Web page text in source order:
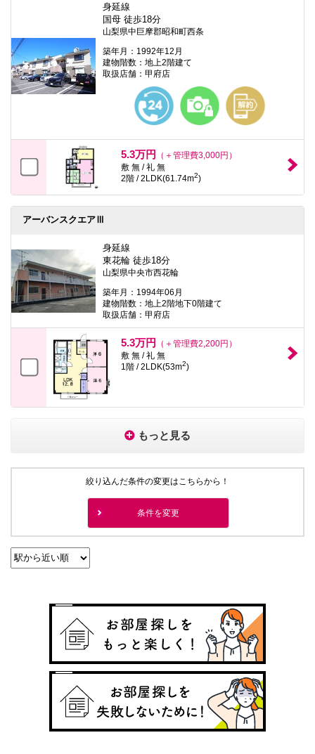
身延線
国母 徒歩18分
山梨県中巨摩郡昭和町西条
築年月：1992年12月
建物階数：地上2階建て
取扱店舗：甲府店
5.3万円
（＋管理費3,000円）
敷 無 / 礼 無
2階 / 2LDK(61.74m2)
アーバンスクエアⅢ
身延線
東花輪 徒歩18分
山梨県中央市西花輪
築年月：1994年06月
建物階数：地上2階地下0階建て
取扱店舗：甲府店
5.3万円
（＋管理費2,200円）
敷 無 / 礼 無
1階 / 2LDK(53m2)
もっと見る
絞り込んだ条件の変更はこちらから！
条件を変更